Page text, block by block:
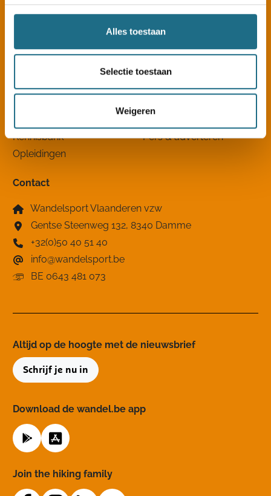
Alles toestaan
Selectie toestaan
Weigeren
Kennisbank
Opleidingen
Pers & adverteren
Contact
Wandelsport Vlaanderen vzw
Gentse Steenweg 132, 8340 Damme
+32(0)50 40 51 40
info@wandelsport.be
BE 0643 481 073
Altijd op de hoogte ​met de nieuwsbrief
Schrijf je nu in
Download de wandel.be app
Join the hiking family